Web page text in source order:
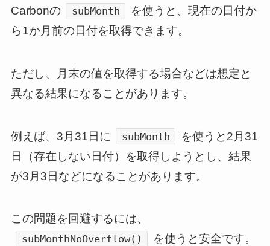
Carbonの subMonth
を使うと、現在の日付か
ら1か月前の日付を取得できます。
ただし、月末の値を取得する場合などは想定と
異なる結果になることがあります。
例えば、3月31日に subMonth
を使うと2月31
日（存在しない日付）を取得しようとし、結果
が3月3日などになることがあります。
この問題を回避するには、
subMonthNoOverflow() を使うと安全です。